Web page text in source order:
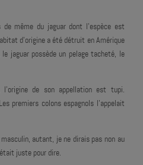
même du jaguar dont l'espèce est
d’origine a été détruit en Amérique
jaguar possède un pelage tacheté, le
l'origine de son appellation est tupi.
premiers colons espagnols l'appelait
autant, je ne dirais pas non au
juste pour dire.